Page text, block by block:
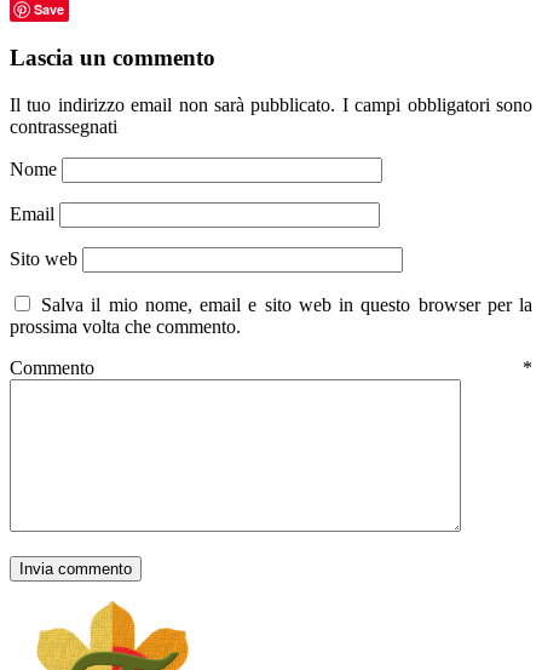
Save
Lascia un commento
Il tuo indirizzo email non sarà pubblicato. I campi obbligatori sono
contrassegnati
Nome
Email
Sito web
Salva il mio nome, email e sito web in questo browser per la
prossima volta che commento.
Commento *